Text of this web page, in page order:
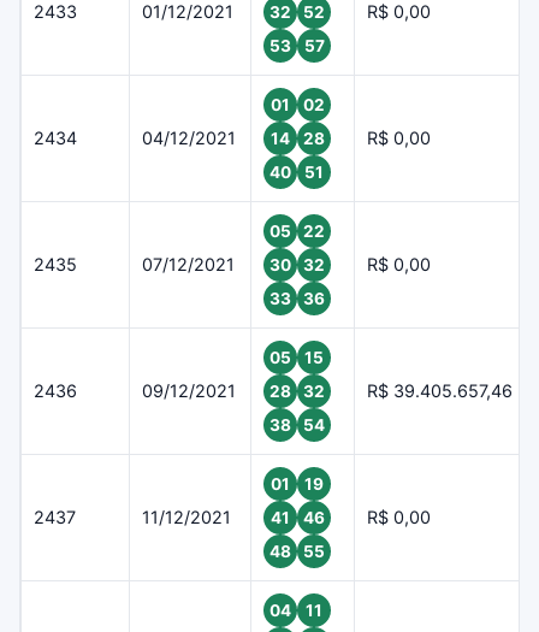
2433 01/12/2021
32
52
53
57
R$ 0,00
2434 04/12/2021
01
02
14
28
40
51
R$ 0,00
2435 07/12/2021
05
22
30
32
33
36
R$ 0,00
2436 09/12/2021
05
15
28
32
38
54
R$ 39.405.657,46
2437 11/12/2021
01
19
41
46
48
55
R$ 0,00
04
11